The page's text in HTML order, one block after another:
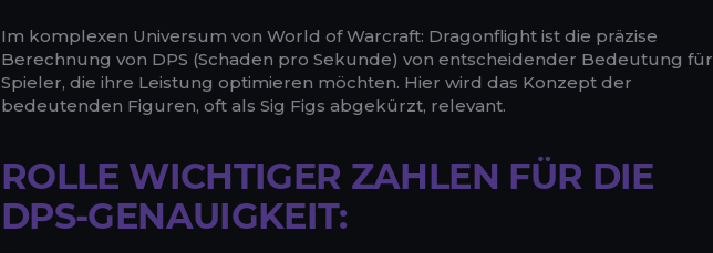
Im komplexen Universum von World of Warcraft: Dragonflight ist die präzise
Berechnung von DPS (Schaden pro Sekunde) von entscheidender Bedeutung für
Spieler, die ihre Leistung optimieren möchten. Hier wird das Konzept der
bedeutenden Figuren, oft als Sig Figs abgekürzt, relevant.
ROLLE WICHTIGER ZAHLEN FÜR DIE
DPS-GENAUIGKEIT: